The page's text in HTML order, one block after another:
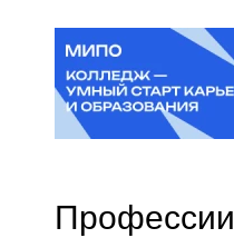
Профессии